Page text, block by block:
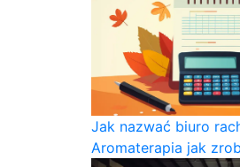
Jak nazwać biuro
Aromaterapia jak